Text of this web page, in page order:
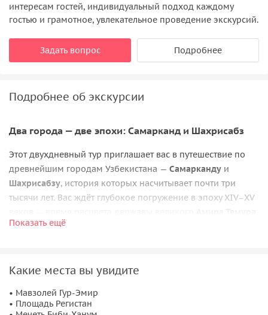
интересам гостей, индивидуальный подход каждому
гостью и грамотное, увлекательное проведение экскурсий.
Задать вопрос Подробнее
Подробнее об экскурсии
Два города — две эпохи: Самарканд и Шахрисабз
Этот двухдневный тур приглашает вас в путешествие по
древнейшим городам Узбекистана — Самарканду и
Шахрисабзу, история которых насчитывает почти три
тысячи лет. Вас ждёт глубокое погружение в эпоху XIV–XV
когда были созданы выдающиеся архитектурные
Самарканд — сердце великой империи
В первый день вы проведёте около шести часов в
Самарканде, где познакомитесь с ключевыми
Показать ещё
Какие места вы увидите
• Мавзолей Гур-Эмир
• Площадь Регистан